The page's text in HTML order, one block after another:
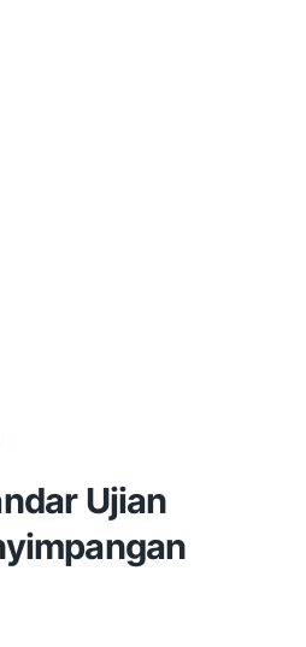
Ujian